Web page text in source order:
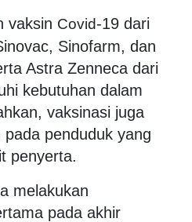
vaksin Covid-19 dari
Sinofarm, dan
Astra Zenneca dari
kebutuhan dalam
vaksinasi juga
pada penduduk yang
penyerta.
melakukan
pada akhir